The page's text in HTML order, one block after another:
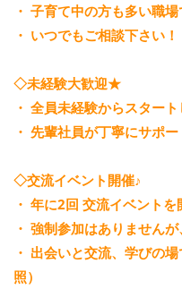
・ 子育て中の方も多い職
・ いつでもご相談下さい！
◇未経験大歓迎★
・ 全員未経験からスター
・ 先輩社員が丁寧にサポ
◇交流イベント開催♪
・ 年に2回 交流イベントを
・ 強制参加はありません
・ 出会いと交流、学びの
照）